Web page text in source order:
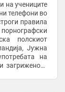
на учениците
телефони во
правила
полскиот
Јужна
на
загриженост